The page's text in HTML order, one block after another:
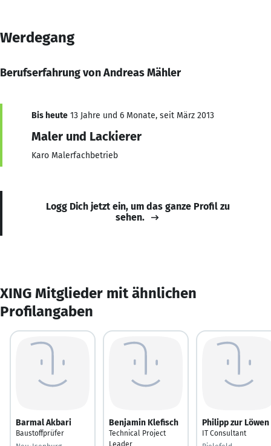
Werdegang
Berufserfahrung von Andreas Mähler
Bis heute 13 Jahre und 6 Monate, seit März 2013
Maler und Lackierer
Karo Malerfachbetrieb
Logg Dich jetzt ein, um das ganze Profil zu
sehen.
XING Mitglieder mit ähnlichen
Profilangaben
Barmal Akbari
Baustoffprüfer
Benjamin Klefisch
Technical Project
Leader
Philipp zur Löwen
IT Consultant